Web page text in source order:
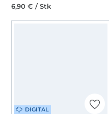
6,90 € / Stk
DIGITAL